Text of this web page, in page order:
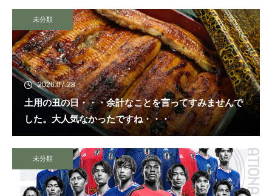
未分類
2026.07.28
土用の丑の日・・・余計なことを言ってすみませんで
した。大人気なかったですね・・・
未分類